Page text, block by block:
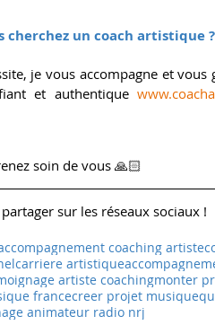
cherchez un coach artistique ?
je vous accompagne et
et authentique
soin de vous 🙏🏻
sur les réseaux sociaux !
coaching artiste
carriere artistique
artiste coachingmonter
francecreer projet musique
animateur radio nrj